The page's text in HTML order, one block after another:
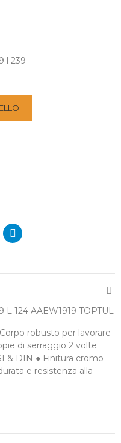
l 239
124 AAEW1919 TOPTUL
robusto per lavorare
di serraggio 2 volte
& DIN ● Finitura cromo
e resistenza alla